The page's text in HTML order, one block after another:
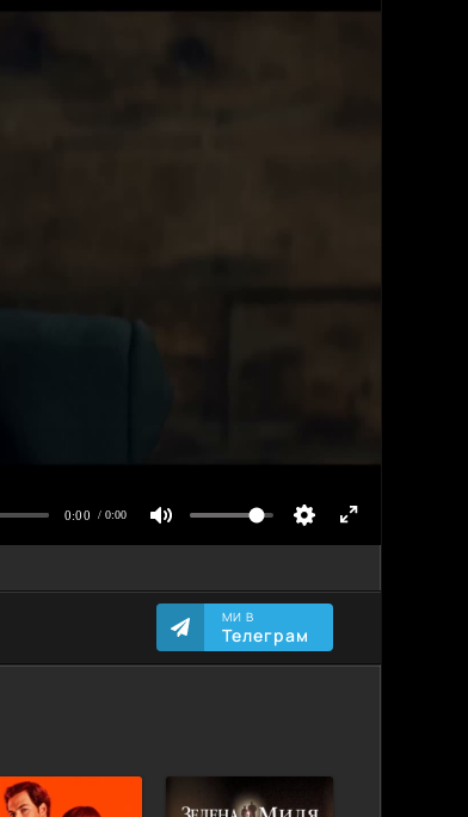
МИ В
Телеграм